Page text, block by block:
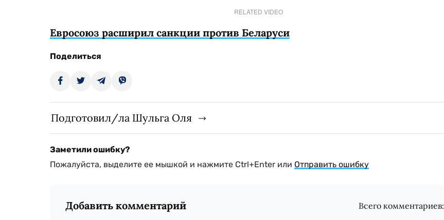
RELATED VIDEO
Евросоюз расширил санкции против Беларуси
Поделиться
Подготовил/ла Шульга Оля
Заметили ошибку?
Пожалуйста, выделите ее мышкой и нажмите Ctrl+Enter или Отправить ошибку
Добавить комментарий Всего комментариев: